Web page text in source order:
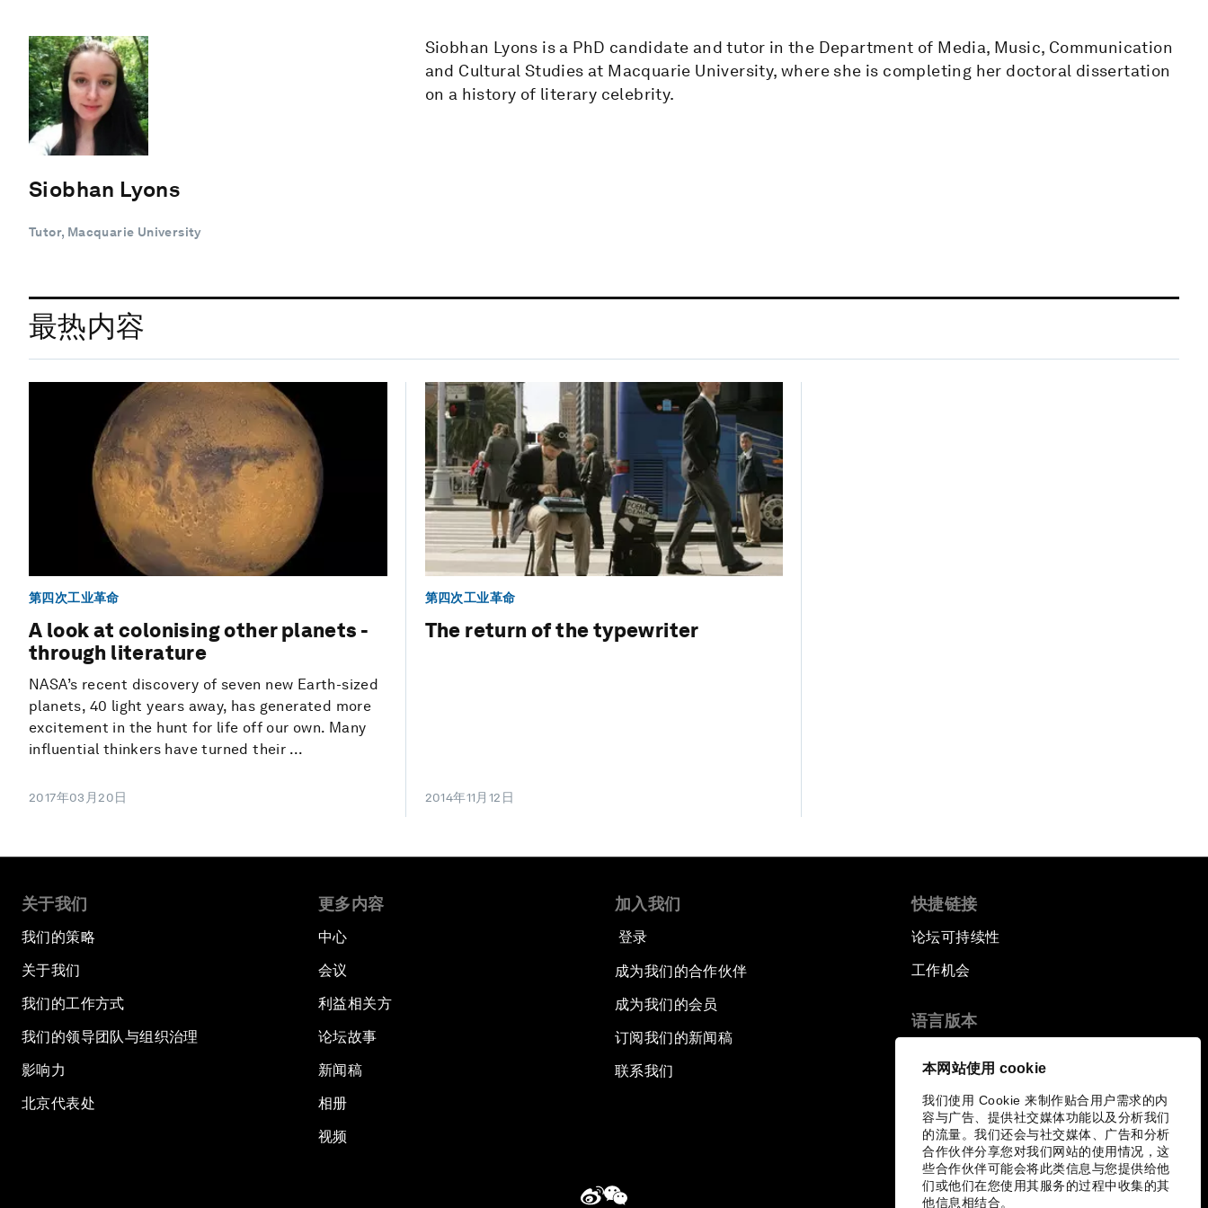
本网站使用 cookie
我们使用 Cookie 来制作贴合用户需求的内
容与广告、提供社交媒体功能以及分析我们
的流量。我们还会与社交媒体、广告和分析
合作伙伴分享您对我们网站的使用情况，这
些合作伙伴可能会将此类信息与您提供给他
们或他们在您使用其服务的过程中收集的其
他信息相结合。
Siobhan Lyons
Tutor, Macquarie University
Siobhan Lyons is a PhD candidate and tutor in the Department of Media, Music, Communication
and Cultural Studies at Macquarie University, where she is completing her doctoral dissertation
on a history of literary celebrity.
最热内容
第四次工业革命
A look at colonising other planets -
through literature
NASA’s recent discovery of seven new Earth-sized
planets, 40 light years away, has generated more
excitement in the hunt for life off our own. Many
influential thinkers have turned their ...
2017年03月20日
第四次工业革命
The return of the typewriter
2014年11月12日
关于我们
我们的策略
关于我们
我们的工作方式
我们的领导团队与组织治理
影响力
北京代表处
更多内容
中心
会议
利益相关方
论坛故事
新闻稿
相册
视频
加入我们
登录
成为我们的合作伙伴
成为我们的会员
订阅我们的新闻稿
联系我们
快捷链接
论坛可持续性
工作机会
语言版本